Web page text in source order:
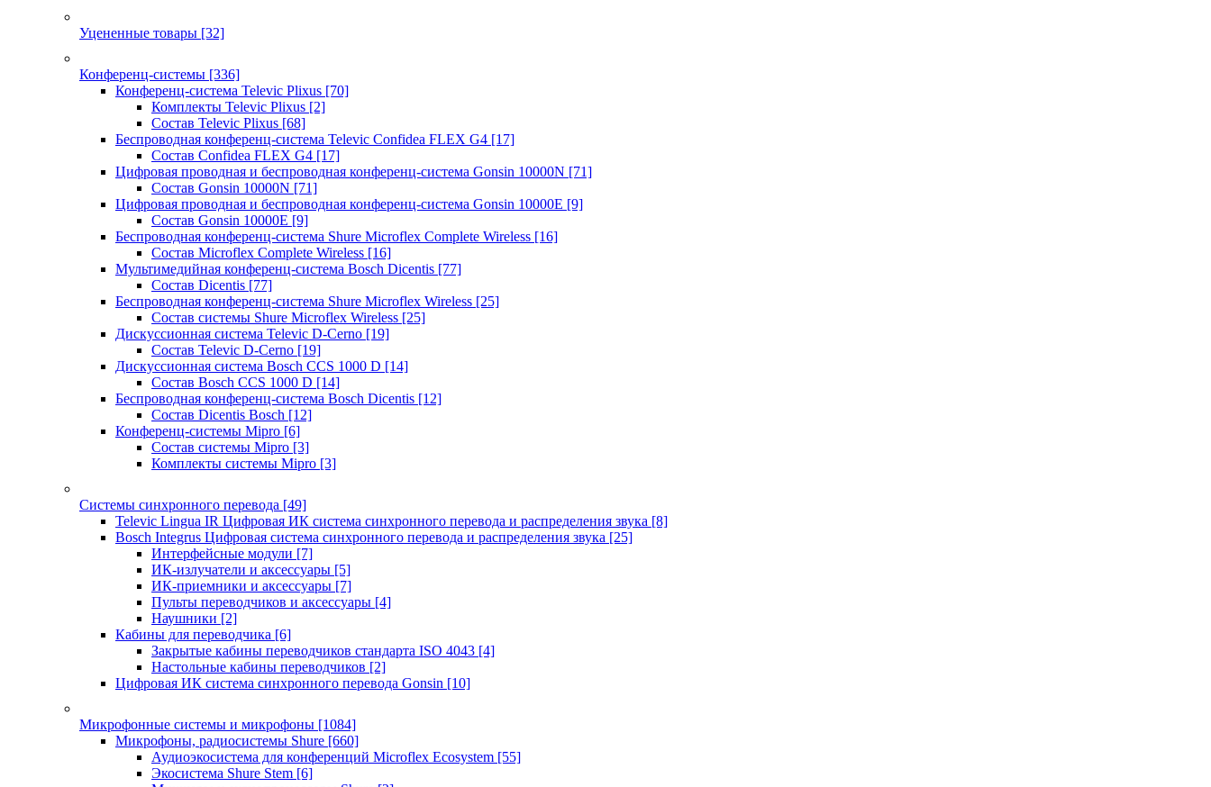
Уцененные товары [32]
Конференц-системы [336]
Конференц-система Televic Plixus [70]
Комплекты Televic Plixus [2]
Состав Televic Plixus [68]
Беспроводная конференц-система Televic Confidea FLEX G4 [17]
Состав Confidea FLEX G4 [17]
Цифровая проводная и беспроводная конференц-система Gonsin 10000N [71]
Состав Gonsin 10000N [71]
Цифровая проводная и беспроводная конференц-система Gonsin 10000E [9]
Состав Gonsin 10000E [9]
Беспроводная конференц-система Shure Microflex Complete Wireless [16]
Состав Microflex Complete Wireless [16]
Мультимедийная конференц-система Bosch Dicentis [77]
Состав Dicentis [77]
Беспроводная конференц-система Shure Microflex Wireless [25]
Состав системы Shure Microflex Wireless [25]
Дискуссионная система Televic D-Cerno [19]
Состав Televic D-Cerno [19]
Дискуссионная система Bosch CCS 1000 D [14]
Состав Bosch CCS 1000 D [14]
Беспроводная конференц-система Bosch Dicentis [12]
Состав Dicentis Bosch [12]
Конференц-системы Mipro [6]
Состав системы Mipro [3]
Комплекты системы Mipro [3]
Системы синхронного перевода [49]
Televic Lingua IR Цифровая ИК система синхронного перевода и распределения звука [8]
Bosch Integrus Цифровая система синхронного перевода и распределения звука [25]
Интерфейсные модули [7]
ИК-излучатели и аксессуары [5]
ИК-приемники и аксессуары [7]
Пульты переводчиков и аксессуары [4]
Наушники [2]
Кабины для переводчика [6]
Закрытые кабины переводчиков стандарта ISO 4043 [4]
Настольные кабины переводчиков [2]
Цифровая ИК система синхронного перевода Gonsin [10]
Микрофонные системы и микрофоны [1084]
Микрофоны, радиосистемы Shure [660]
Аудиоэкосистема для конференций Microflex Ecosystem [55]
Экосистема Shure Stem [6]